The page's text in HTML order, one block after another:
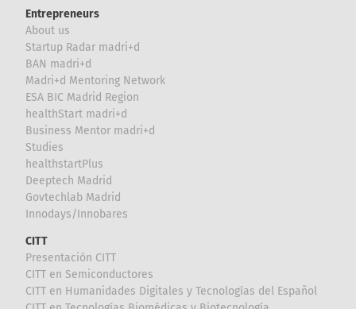
Entrepreneurs
About us
Startup Radar madri+d
BAN madri+d
Madri+d Mentoring Network
ESA BIC Madrid Region
healthStart madri+d
Business Mentor madri+d
Studies
healthstartPlus
Deeptech Madrid
Govtechlab Madrid
Innodays/Innobares
CITT
Presentación CITT
CITT en Semiconductores
CITT en Humanidades Digitales y Tecnologías del Español